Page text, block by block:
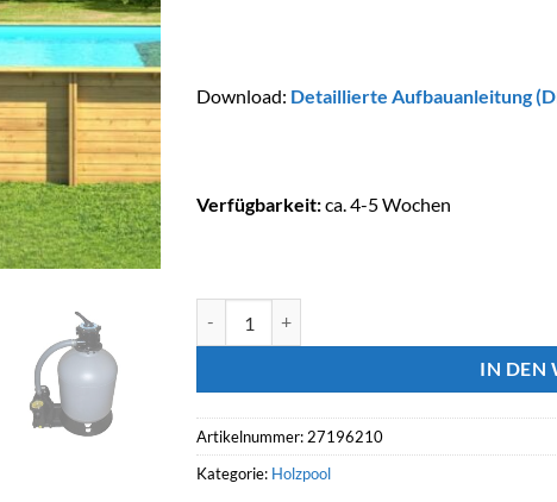
Download: Detaillierte Aufbauanleitung
Verfügbarkeit:ca. 4-5 Wochen
IN DEN
Artikelnummer: 27196210
Kategorie: Holzpool